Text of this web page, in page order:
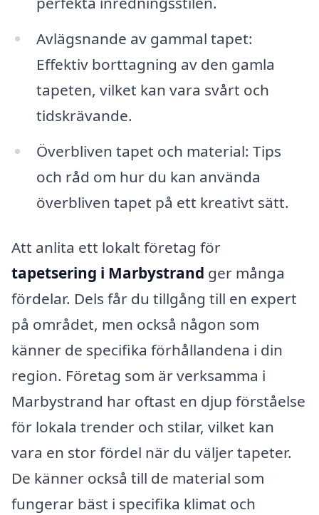
Avlägsnande av gammal tapet:
Effektiv borttagning av den gamla
tapeten, vilket kan vara svårt och
tidskrävande.
Överbliven tapet och material: Tips
och råd om hur du kan använda
överbliven tapet på ett kreativt sätt.
Att anlita ett lokalt företag för
tapetsering i Marbystrand ger många
fördelar. Dels får du tillgång till en expert
på området, men också någon som
känner de specifika förhållandena i din
region. Företag som är verksamma i
Marbystrand har oftast en djup förståelse
för lokala trender och stilar, vilket kan
vara en stor fördel när du väljer tapeter.
De känner också till de material som
fungerar bäst i specifika klimat och